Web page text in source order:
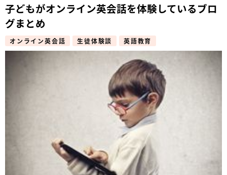
子どもがオンライン英会話を体験しているブロ
グまとめ
オンライン英会話 生徒体験談 英語教育